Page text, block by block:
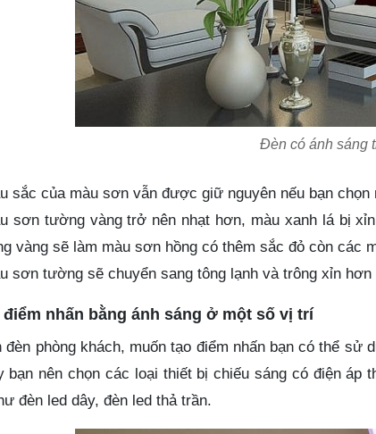
Đèn có ánh sáng
sắc của màu sơn vẫn được giữ nguyên nếu bạn chọn
sơn tường vàng trở nên nhạt hơn, màu xanh lá bị
vàng sẽ làm màu sơn hồng có thêm sắc đỏ còn các
sơn tường sẽ chuyển sang tông lạnh và trông xỉn
điểm nhấn bằng ánh sáng ở một số vị trí
đèn phòng khách, muốn tạo điểm nhấn bạn có thể
bạn nên chọn các loại thiết bị chiếu sáng có điện áp
đèn led dây, đèn led thả trần.